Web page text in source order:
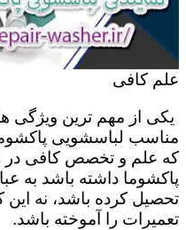
علم کافی
یکی از مهم ترین ویژگی
مناسب لباسشویی
که علم و تخصص کافی در
پاکشوما داشته باشد به
تحصیل کرده باشد، نه
تعمیرات را آموخته باشد.